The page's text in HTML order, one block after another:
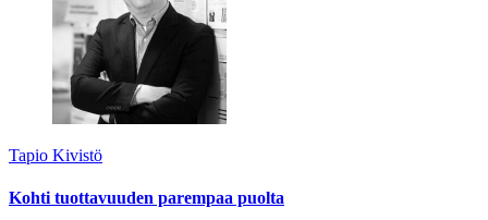
Tapio Kivistö
Kohti tuottavuuden parempaa puolta